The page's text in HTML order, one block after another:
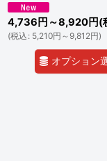
4,736 円 ～8,920円(
(税込 : 5,210円 ～9,812円)
オプション